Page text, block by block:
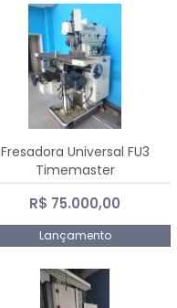
Fresadora Universal FU3
Timemaster
R$ 75.000,00
Lançamento